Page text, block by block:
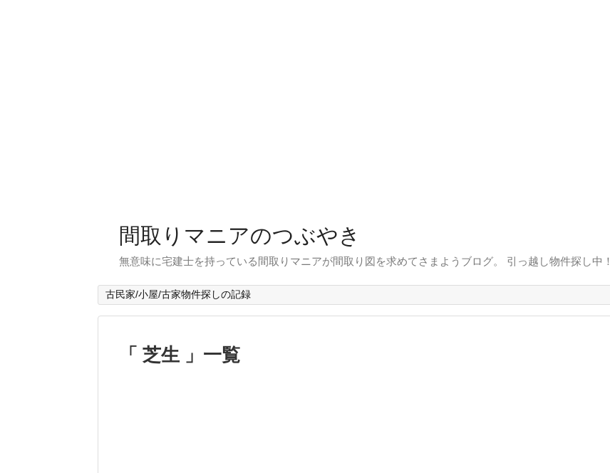
間取りマニアのつぶやき
無意味に宅建士を持っている間取りマニアが間取り図を求めてさまようブログ。 引っ越し物件探し中！
古民家/小屋/古家物件探しの記録
「 芝生 」一覧